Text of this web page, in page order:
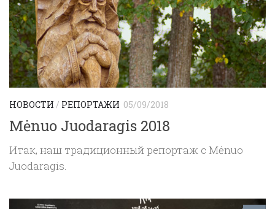
НОВОСТИ / РЕПОРТАЖИ 05/09/2018
Mėnuo Juodaragis 2018
Итак, наш традиционный репортаж с Mėnuo
Juodaragis.